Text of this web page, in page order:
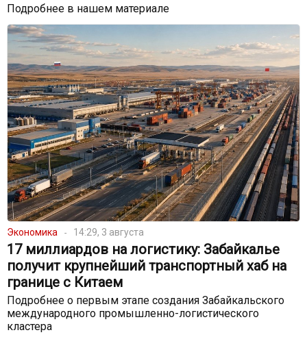
Подробнее в нашем материале
Экономика 14:29, 3 августа
17 миллиардов на логистику: Забайкалье
получит крупнейший транспортный хаб на
границе с Китаем
Подробнее о первым этапе создания Забайкальского
международного промышленно-логистического
кластера